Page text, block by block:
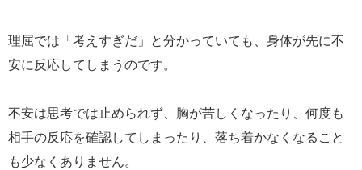
理屈では「考えすぎだ」と分かっていても、身体が先に不
安に反応してしまうのです。
不安は思考では止められず、胸が苦しくなったり、何度も
相手の反応を確認してしまったり、落ち着かなくなること
も少なくありません。